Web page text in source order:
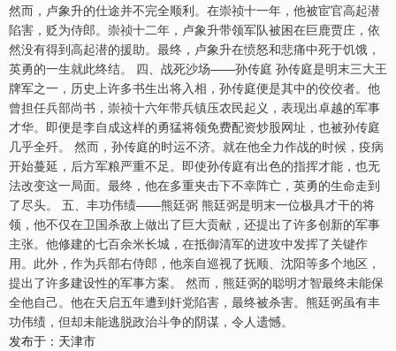
然而，卢象升的仕途并不完全顺利。在崇祯十一年，他被宦官高起潜
陷害，贬为侍郎。崇祯十二年，卢象升带领军队被困在巨鹿贾庄，依
然没有得到高起潜的援助。最终，卢象升在愤怒和悲痛中死于饥饿，
英勇的一生就此终结。 四、战死沙场——孙传庭 孙传庭是明末三大王
牌军之一，历史上许多书生出将入相，孙传庭便是其中的佼佼者。他
曾担任兵部尚书，崇祯十六年带兵镇压农民起义，表现出卓越的军事
才华。即便是李自成这样的勇猛将领免费配资炒股网址，也被孙传庭
几乎全歼。 然而，孙传庭的时运不济。就在他全力作战的时候，疫病
开始蔓延，后方军粮严重不足。即使孙传庭有出色的指挥才能，也无
法改变这一局面。最终，他在多重夹击下不幸阵亡，英勇的生命走到
了尽头。 五、丰功伟绩——熊廷弼 熊廷弼是明末一位极具才干的将
领，他不仅在卫国杀敌上做出了巨大贡献，还提出了许多创新的军事
主张。他修建的七百余米长城，在抵御清军的进攻中发挥了关键作
用。此外，作为兵部右侍郎，他亲自巡视了抚顺、沈阳等多个地区，
提出了许多建设性的军事方案。 然而，熊廷弼的聪明才智最终未能保
全他自己。他在天启五年遭到奸党陷害，最终被杀害。熊廷弼虽有丰
功伟绩，但却未能逃脱政治斗争的阴谋，令人遗憾。
发布于：天津市